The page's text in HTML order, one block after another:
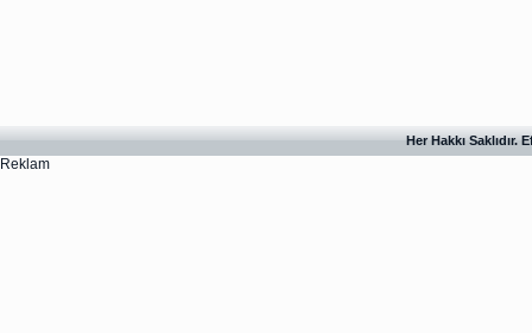
Her Hakkı Saklıdır.
Reklam